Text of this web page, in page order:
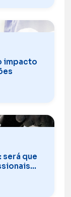
impacto
que